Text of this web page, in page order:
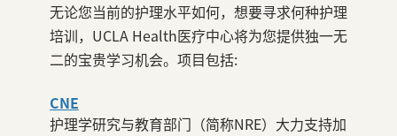
无论您当前的护理水平如何，想要寻求何种护理
培训，UCLA Health医疗中心将为您提供独一无
二的宝贵学习机会。项目包括:
CNE
护理学研究与教育部门（简称NRE）大力支持加